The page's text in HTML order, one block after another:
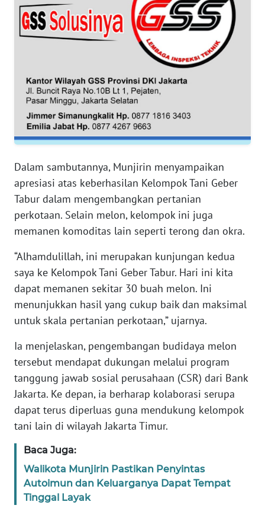
Dalam sambutannya, Munjirin menyampaikan
apresiasi atas keberhasilan Kelompok Tani Geber
Tabur dalam mengembangkan pertanian
perkotaan. Selain melon, kelompok ini juga
memanen komoditas lain seperti terong dan okra.
“Alhamdulillah, ini merupakan kunjungan kedua
saya ke Kelompok Tani Geber Tabur. Hari ini kita
dapat memanen sekitar 30 buah melon. Ini
menunjukkan hasil yang cukup baik dan maksimal
untuk skala pertanian perkotaan,” ujarnya.
Ia menjelaskan, pengembangan budidaya melon
tersebut mendapat dukungan melalui program
tanggung jawab sosial perusahaan (CSR) dari Bank
Jakarta. Ke depan, ia berharap kolaborasi serupa
dapat terus diperluas guna mendukung kelompok
tani lain di wilayah Jakarta Timur.
Baca Juga:
Walikota Munjirin Pastikan Penyintas
Autoimun dan Keluarganya Dapat Tempat
Tinggal Layak
WN
RIAU
WN
JAMBI
WN
WN
NTB
WN
WN
SULBAR
WN
WN
WN
SUMSEL
WN
WN
LAMPUNG